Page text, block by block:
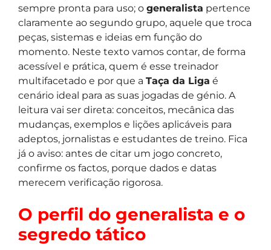
sempre pronta para uso; o generalista pertence
claramente ao segundo grupo, aquele que troca
peças, sistemas e ideias em função do
momento. Neste texto vamos contar, de forma
acessível e prática, quem é esse treinador
multifacetado e por que a Taça da Liga é
cenário ideal para as suas jogadas de génio. A
leitura vai ser direta: conceitos, mecânica das
mudanças, exemplos e lições aplicáveis para
adeptos, jornalistas e estudantes de treino. Fica
já o aviso: antes de citar um jogo concreto,
confirme os factos, porque dados e datas
merecem verificação rigorosa.
O perfil do generalista e o
segredo tático